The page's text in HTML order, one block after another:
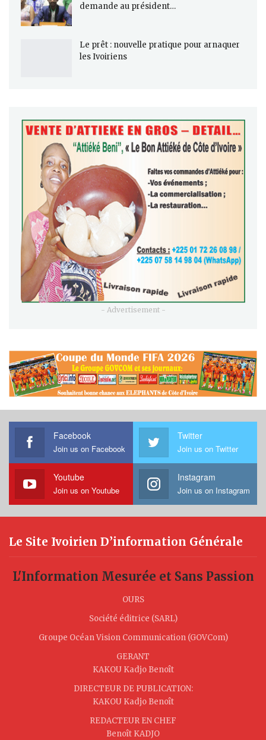
demande au président…
Le prêt : nouvelle pratique pour arnaquer
les Ivoiriens
- Advertisement -
Facebook
Join us on Facebook
Twitter
Join us on Twitter
Youtube
Join us on Youtube
Instagram
Join us on Instagram
Le Site Ivoirien D’information Générale
L'Information Mesurée et Sans Passion
OURS
Société éditrice (SARL)
Groupe Océan Vision Communication (GOVCom)
GERANT
KAKOU Kadjo Benoît
DIRECTEUR DE PUBLICATION:
KAKOU Kadjo Benoît
REDACTEUR EN CHEF
Benoît KADJO